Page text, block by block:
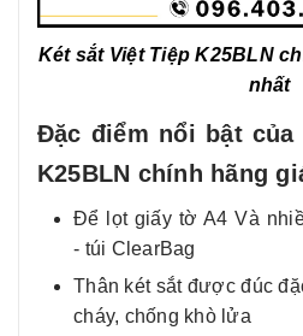
Két sắt Việt Tiệp K25BLN
nhất
Đặc điểm nổi bật
K25BLN chính hãng
Để lọt giấy tờ A4 Và
- túi ClearBag
Thân két sắt được đúc
cháy, chống khò lửa